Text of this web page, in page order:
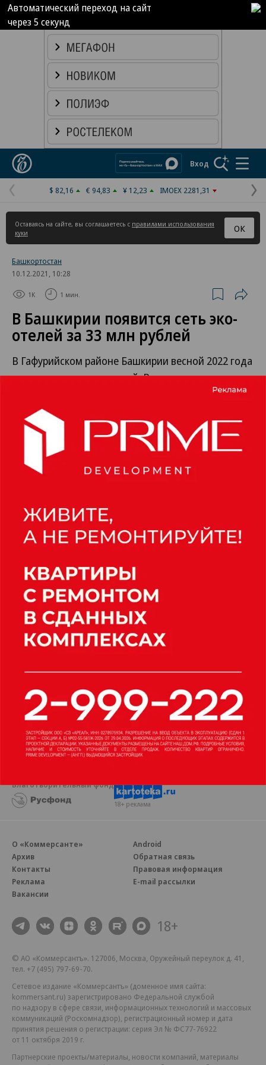
Автоматический переход на сайт
через5 секунд
Реклама в «Ъ» www.kommersant.ru/ad
Вход
Предыдущая
страница
$ 82,16 € 94,83 ¥ 12,23 IMOEX 2281,31
Оставаясь на сайте, вы соглашаетесь с правилами использования
куки
ОК
Башкортостан
10.12.2021, 10:28
1K 1 мин.
В Башкирии появится сеть эко-
отелей за 33 млн рублей
В Гафурийском районе Башкирии весной 2022 года
откроется сеть эко-отелей. В реализацию
инвестпроекта было вложено более 33 млн руб.,
из которых 30 млн руб.— средства частных
инвесторов, 3 млн руб. — грант Федерального
агентства по туризму.
Сеть эко-отелей будет построена около деревни
Киндерлинской пещерой. По словам инвестора
Ильдара Каримова, помимо модульных домов
для гостей и туристов будет построен кафе-
банным комплексом. «Планируем организовывать
туристические маршруты, конные прогулки, пешие
маршруты по местности», – отметил он.
Карина Мамаева
Благотворительный фонд
18+ реклама
О «Коммерсанте»
Архив
Контакты
Реклама
Вакансии
Android
Обратная связь
Правовая информация
E-mail рассылки
18+
© АО «Коммерсантъ». 127006, Москва, Оружейный переулок д. 41,
тел. +7 (495) 797-69-70.
Сетевое издание «Коммерсантъ» (доменное имя сайта:
kommersant.ru) зарегистрировано Федеральной службой
по надзору в сфере связи, информационных технологий и массовых
коммуникаций (Роскомнадзор), регистрационный номер и дата
принятия решения о регистрации: серия Эл № ФС77-76922
от 11 октября 2019 г.
Партнерские проекты/материалы, новости компаний, материалы